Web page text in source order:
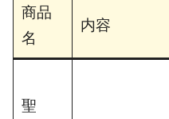
商品
名
内容
聖